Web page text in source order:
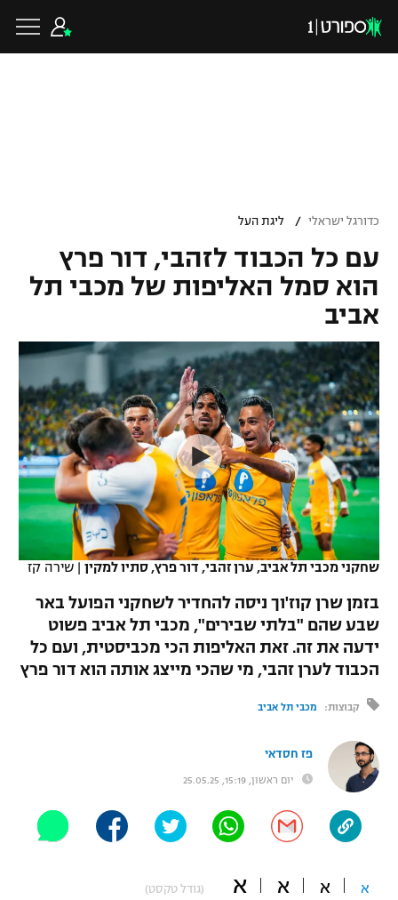
VOD
רץ ברשת
תוצאות
לוח שידורים
ברחבה
"מעל הליגה" – פודקאסט
"מחצית בשכונה" – פודקאסט
משתתפים וזוכים בפרסים
ליגה לאומית
גביע הטוטו
גביע המדינה
נבחרת ישראל
מכבי חיפה
בית"ר ירושלים
מכבי תל אביב
הפועל חיפה
הפועל באר שבע
בני יהודה
כדורגל עולמי
ליגת האלופות
ליגה אירופית
ליגה אנגלית
ליגה גרמנית
ליגה ספרדית
ליגה איטלקית
ליגה צרפתית
ליגה הולנדית
ליגה טורקית
ליגה סינית
ליגה ברזילאית
ליגות נוספות
כדורסל ישראלי
ליגת ווינר סל
ליגה לאומית
כדורסל נשים
מכבי תל אביב
הפועל חולון
הפועל ירושלים
כדורסל עולמי
NBA
יורוליג
יורוקאפ
ענפים נוספים
טניס
כדוריד
כדורעף
שחייה
ג'ודו
אגרוף
ספורט אולימפי
UFC
היאבקות WWE
אופניים
ספורט מוטורי
כדורגל ישראלי / ליגת העל
עם כל הכבוד לזהבי, דור פרץ
הוא סמל האליפות של מכבי תל
אביב
שחקני מכבי תל אביב, ערן זהבי, דור פרץ, סתיו למקין | שירה קז
בזמן שרן קוז'וך ניסה להחדיר לשחקני הפועל באר
שבע שהם "בלתי שבירים", מכבי תל אביב פשוט
ידעה את זה. זאת האליפות הכי מכביסטית, ועם כל
הכבוד לערן זהבי, מי שהכי מייצג אותה הוא דור פרץ
קבוצות: מכבי תל אביב
פז חסדאי
יום ראשון, 15:19, 25.05.25
א א א א (גודל טקסט)